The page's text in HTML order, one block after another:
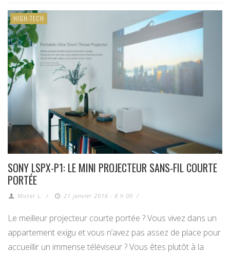
HIGH-TECH
SONY LSPX-P1: LE MINI PROJECTEUR SANS-FIL COURTE
PORTÉE
Mister L. / 21 janvier 2016 - 8 h 00 /
Le meilleur projecteur courte portée ? Vous vivez dans un
appartement exigu et vous n’avez pas assez de place pour
accueillir un immense téléviseur ? Vous êtes plutôt à la